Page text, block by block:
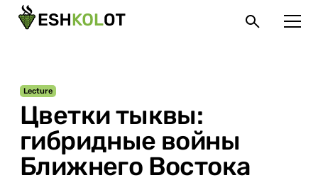
Цветки тыквы:
гибридные войны
Ближнего Востока
Lecture